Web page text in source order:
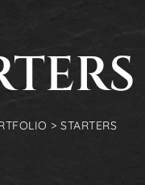
> STARTERS